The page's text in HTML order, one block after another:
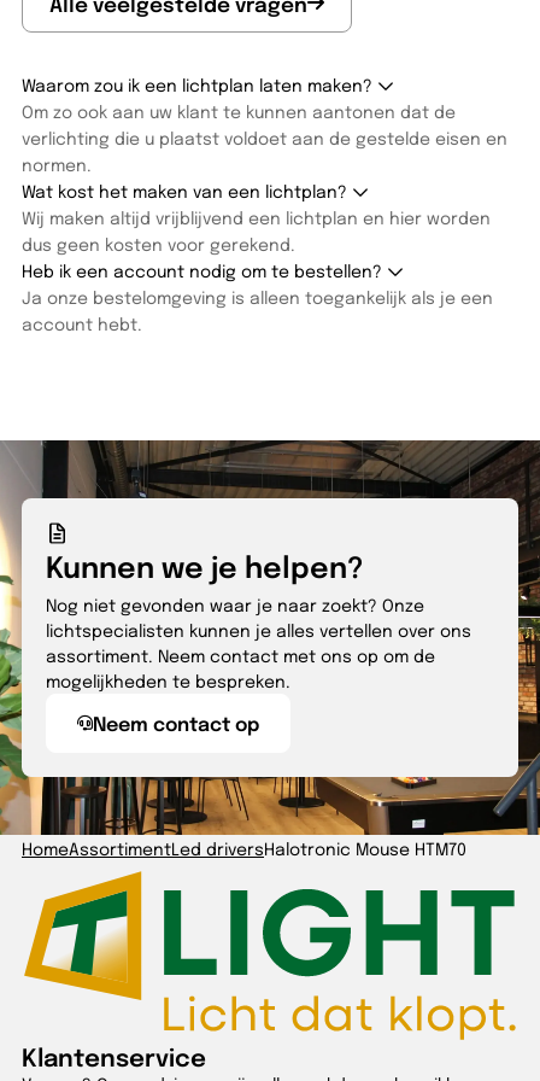
Waarom zou ik een lichtplan laten maken?
Om zo ook aan uw klant te kunnen aantonen dat de
verlichting die u plaatst voldoet aan de gestelde eisen en
normen.
Wat kost het maken van een lichtplan?
Wij maken altijd vrijblijvend een lichtplan en hier worden
dus geen kosten voor gerekend.
Heb ik een account nodig om te bestellen?
Ja onze bestelomgeving is alleen toegankelijk als je een
account hebt.
Kunnen we je helpen?
Nog niet gevonden waar je naar zoekt? Onze
lichtspecialisten kunnen je alles vertellen over ons
assortiment. Neem contact met ons op om de
mogelijkheden te bespreken.
Neem contact op
HomeAssortimentLed driversHalotronic Mouse HTM70
Klantenservice